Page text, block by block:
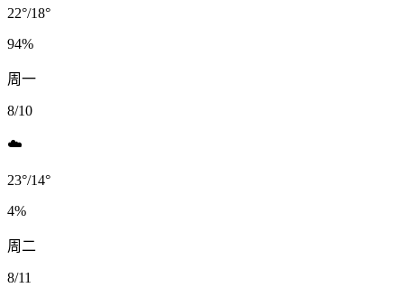
22°/18°
94%
周一
8/10
☁️
23°/14°
4%
周二
8/11